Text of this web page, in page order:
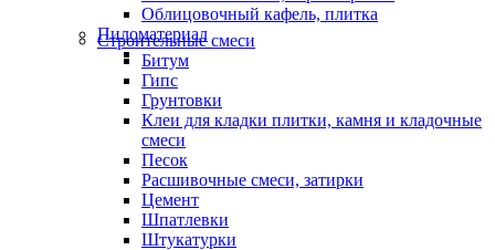
Облицовочный кафель, плитка
Пиломатериал
Строительные смеси
Битум
Гипс
Грунтовки
Клеи для кладки плитки, камня и кладочные
смеси
Песок
Расшивочные смеси, затирки
Цемент
Шпатлевки
Штукатурки